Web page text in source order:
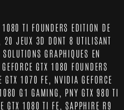
1080 TI FOUNDERS EDITION DE
JEUX 3D DONT 8 UTILISANT
GRAPHIQUES EN
GTX 1080 FOUNDERS
GTX 1070 FE, NVIDIA GEFORCE
G1 GAMING, PNY GTX 980 TI
GTX 1080 TI FE, SAPPHIRE R9